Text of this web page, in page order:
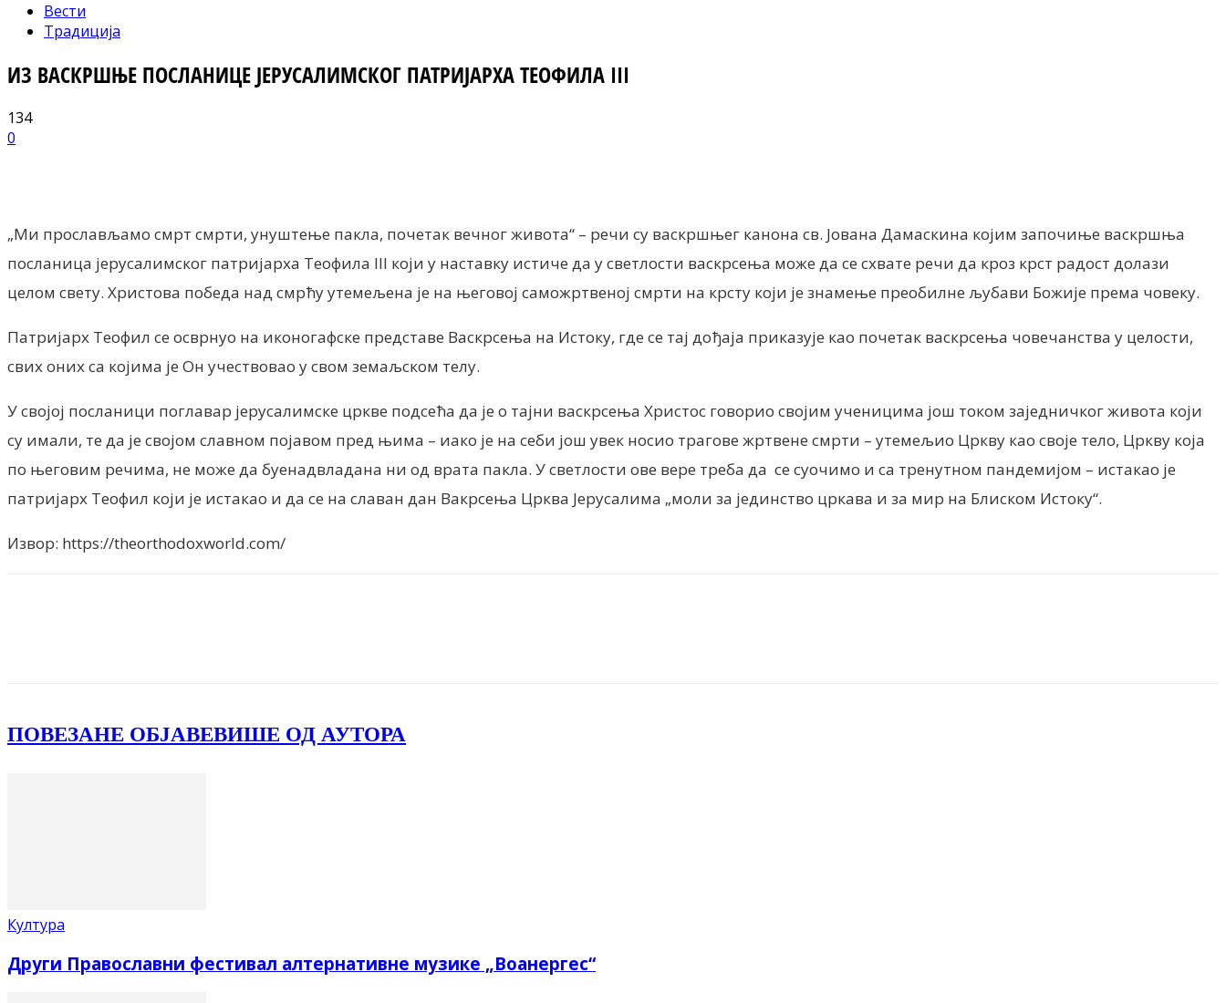
Вести
Традиција
ИЗ ВАСКРШЊЕ ПОСЛАНИЦЕ ЈЕРУСАЛИМСКОГ ПАТРИЈАРХА ТЕОФИЛА III
134
0
„Ми прослављамо смрт смрти, унуштење пакла, почетак вечног живота“ – речи су васкршњег канона св. Јована Дамаскина којим започиње васкршња
посланица јерусалимског патријарха Теофила III који у наставку истиче да у светлости васкрсења може да се схвате речи да кроз крст радост долази
целом свету. Христова победа над смрћу утемељена је на његовој саможртвеној смрти на крсту који је знамење преобилне љубави Божије према човеку.
Патријарх Теофил се осврнуо на иконогафске представе Васкрсења на Истоку, где се тај дођаја приказује као почетак васкрсења човечанства у целости,
свих оних са којима је Он учествовао у свом земаљском телу.
У својој посланици поглавар јерусалимске цркве подсећа да је о тајни васкрсења Христос говорио својим ученицима још током заједничког живота који
су имали, те да је својом славном појавом пред њима – иако је на себи још увек носио трагове жртвене смрти – утемељио Цркву као своје тело, Цркву која
по његовим речима, не може да буенадвладана ни од врата пакла. У светлости ове вере треба да се суочимо и са тренутном пандемијом – истакао је
патријарх Теофил који је истакао и да се на славан дан Вакрсења Црква Јерусалима „моли за јединство цркава и за мир на Блиском Истоку“.
Извор: https://theorthodoxworld.com/
ПОВЕЗАНЕ ОБЈАВЕВИШЕ ОД АУТОРА
Култура
Други Православни фестивал алтернативне музике „Воанергес“